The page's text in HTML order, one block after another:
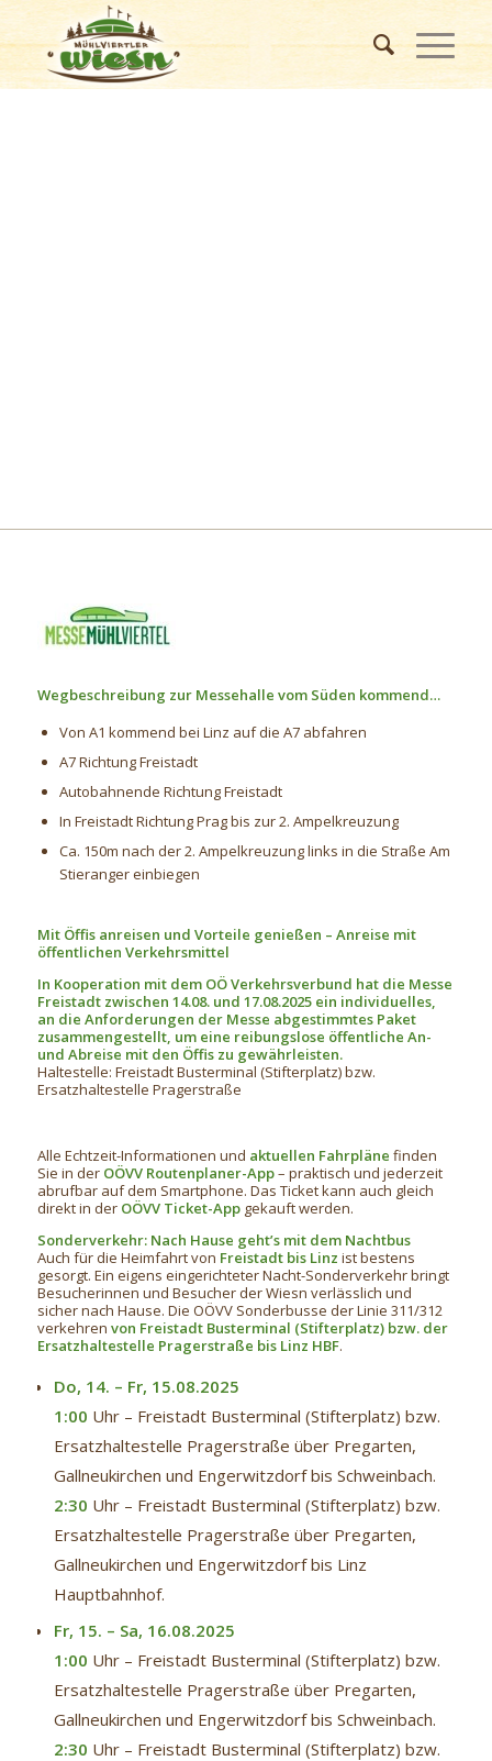
Wegbeschreibung zur Messehalle vom Süden kommend…
Von A1 kommend bei Linz auf die A7 abfahren
A7 Richtung Freistadt
Autobahnende Richtung Freistadt
In Freistadt Richtung Prag bis zur 2. Ampelkreuzung
Ca. 150m nach der 2. Ampelkreuzung links in die Straße Am
Stieranger einbiegen
Mit Öffis anreisen und Vorteile genießen – Anreise mit
öffentlichen Verkehrsmittel
In Kooperation mit dem OÖ Verkehrsverbund hat die Messe
Freistadt zwischen 14.08. und 17.08.2025 ein individuelles,
an die Anforderungen der Messe abgestimmtes Paket
zusammengestellt, um eine reibungslose öffentliche An-
und Abreise mit den Öffis zu gewährleisten.
Haltestelle: Freistadt Busterminal (Stifterplatz) bzw.
Ersatzhaltestelle Pragerstraße
Alle Echtzeit-Informationen und aktuellen Fahrpläne finden
Sie in der OÖVV Routenplaner-App– praktisch und jederzeit
abrufbar auf dem Smartphone. Das Ticket kann auch gleich
direkt in der OÖVV Ticket-Appgekauft werden.
Sonderverkehr: Nach Hause geht’s mit dem Nachtbus
Auch für die Heimfahrt von Freistadt bis Linz ist bestens
gesorgt. Ein eigens eingerichteter Nacht-Sonderverkehr bringt
Besucherinnen und Besucher der Wiesn verlässlich und
sicher nach Hause. Die OÖVV Sonderbusse der Linie 311/312
verkehren von Freistadt Busterminal (Stifterplatz) bzw. der
Ersatzhaltestelle Pragerstraße bis Linz HBF.
Do, 14. – Fr, 15.08.2025
1:00 Uhr – Freistadt Busterminal (Stifterplatz) bzw.
Ersatzhaltestelle Pragerstraße über Pregarten,
Gallneukirchen und Engerwitzdorf bis Schweinbach.
2:30 Uhr – Freistadt Busterminal (Stifterplatz) bzw.
Ersatzhaltestelle Pragerstraße über Pregarten,
Gallneukirchen und Engerwitzdorf bis Linz
Hauptbahnhof.
Fr, 15. – Sa, 16.08.2025
1:00 Uhr – Freistadt Busterminal (Stifterplatz) bzw.
Ersatzhaltestelle Pragerstraße über Pregarten,
Gallneukirchen und Engerwitzdorf bis Schweinbach.
2:30 Uhr – Freistadt Busterminal (Stifterplatz) bzw.